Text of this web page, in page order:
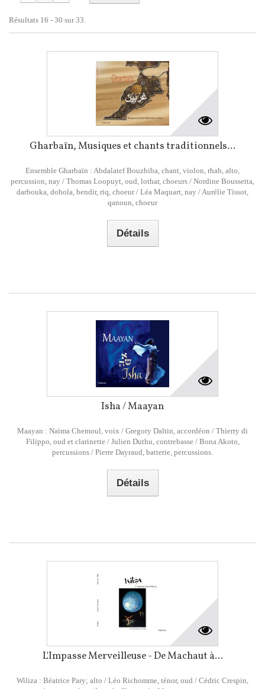
Résultats 16 - 30 sur 33.
Gharbaïn, Musiques et chants traditionnels...
Ensemble Gharbaïn : Abdalatef Bouzbiba, chant, violon, rhab, alto,
percussion, nay / Thomas Loopuyt, oud, lothar, choeurs / Nordine Boussetta,
darbouka, dohola, bendir, riq, choeur / Léa Maquart, nay / Aurélie Tissot,
qanoun, choeur
Détails
Isha / Maayan
Maayan : Naïma Chemoul, voix / Gregory Daltin, accordéon / Thierry di
Filippo, oud et clarinette / Julien Duthu, contrebasse / Bona Akoto,
percussions / Pierre Dayraud, batterie, percussions.
Détails
L'Impasse Merveilleuse - De Machaut à...
Wiliza : Béatrice Pary; alto / Léo Richomme, ténor, oud / Cédric Crespin,